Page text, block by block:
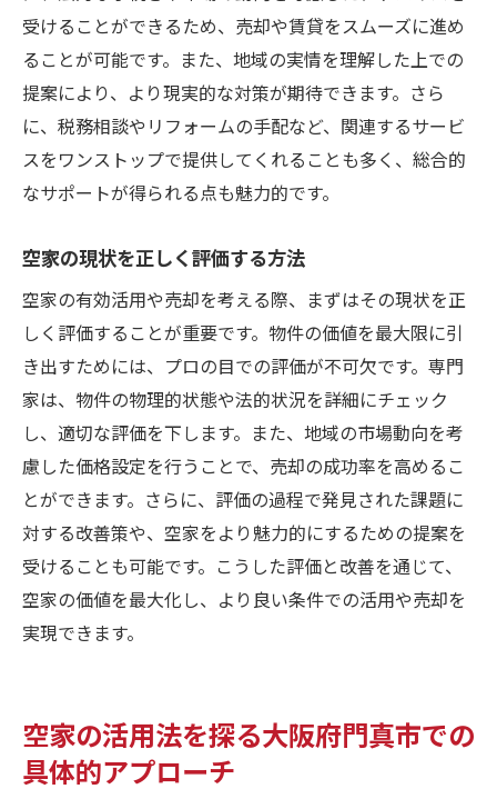
受けることができるため、売却や賃貸をスムーズに進め
ることが可能です。また、地域の実情を理解した上での
提案により、より現実的な対策が期待できます。さら
に、税務相談やリフォームの手配など、関連するサービ
スをワンストップで提供してくれることも多く、総合的
なサポートが得られる点も魅力的です。
空家の現状を正しく評価する方法
空家の有効活用や売却を考える際、まずはその現状を正
しく評価することが重要です。物件の価値を最大限に引
き出すためには、プロの目での評価が不可欠です。専門
家は、物件の物理的状態や法的状況を詳細にチェック
し、適切な評価を下します。また、地域の市場動向を考
慮した価格設定を行うことで、売却の成功率を高めるこ
とができます。さらに、評価の過程で発見された課題に
対する改善策や、空家をより魅力的にするための提案を
受けることも可能です。こうした評価と改善を通じて、
空家の価値を最大化し、より良い条件での活用や売却を
実現できます。
空家の活用法を探る大阪府門真市での
具体的アプローチ